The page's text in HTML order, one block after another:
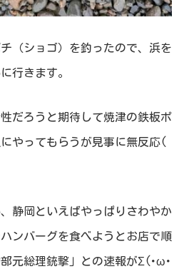
（ショゴ）を釣ったので、浜を
行きます。
だろうと期待して焼津の鉄板ポ
やってもらうが見事に無反応(
静岡といえばやっぱりさわやか
ンバーグを食べようとお店で順
元総理銃撃」との速報がΣ(･ω･